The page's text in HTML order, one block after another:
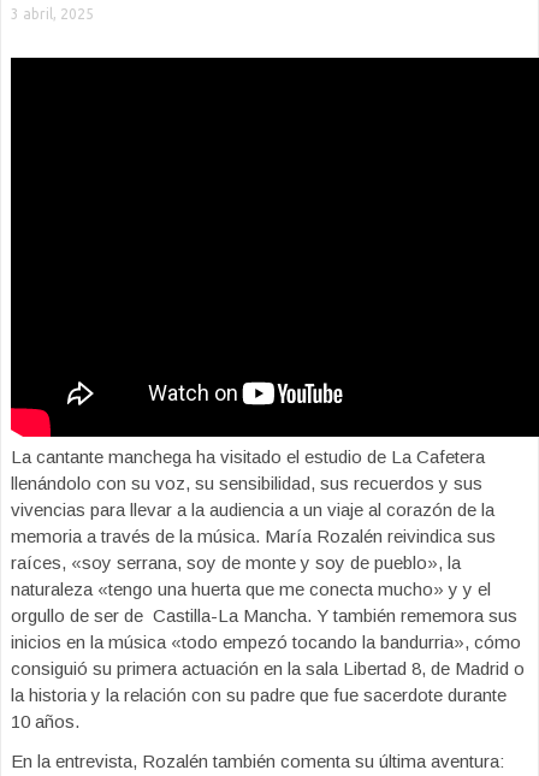
3 abril, 2025
La cantante manchega ha visitado el estudio de La Cafetera
llenándolo con su voz, su sensibilidad, sus recuerdos y sus
vivencias para llevar a la audiencia a un viaje al corazón de la
memoria a través de la música. María Rozalén reivindica sus
raíces, «soy serrana, soy de monte y soy de pueblo», la
naturaleza «tengo una huerta que me conecta mucho» y y el
orgullo de ser de Castilla-La Mancha. Y también rememora sus
inicios en la música «todo empezó tocando la bandurria», cómo
consiguió su primera actuación en la sala Libertad 8, de Madrid o
la historia y la relación con su padre que fue sacerdote durante
10 años.
En la entrevista, Rozalén también comenta su última aventura: